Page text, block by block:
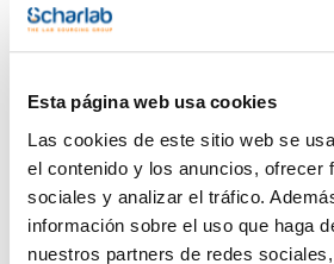
Esta página web usa cookies
Las cookies de este sitio web se
el contenido y los anuncios, ofrecer
sociales y analizar el tráfico.
información sobre el uso que haga
nuestros partners de redes
Imprimir ficha de
producto
Características
Gauge (diámetro externo mm) : 26 (0,47)
Émbolo de reemplazo : 032831
Pack (u.) : 1
Jeringas para cromatógrafos Thermo/
instruments/Fisons RSH
Ver más
Documentación técnica